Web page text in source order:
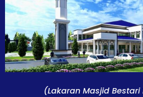
(Lakaran Masjid